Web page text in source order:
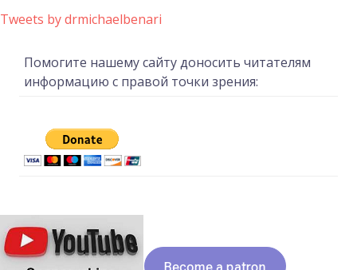
Tweets by drmichaelbenari
Помогите нашему сайту доносить читателям
информацию с правой точки зрения: